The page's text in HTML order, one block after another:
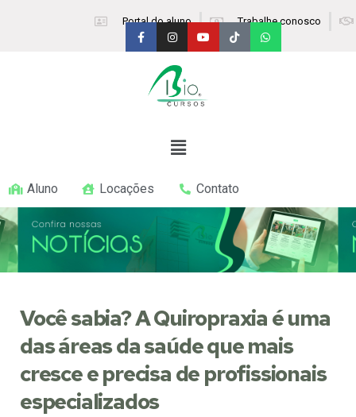
Portal do aluno Trabalhe conosco
Aluno Locações Contato
Você sabia? A Quiropraxia é uma
das áreas da saúde que mais
cresce e precisa de profissionais
especializados